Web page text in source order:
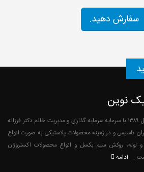
سفارش دهید.
نوین
شرکت پارسا پلاستیک نوین در سال ۱۳۸۹ با سرمایه سرمایه گذاری و مدیریت خانم دکتر فرزانه
تاسیس و در زمینه محصولات پلاستیکی به صورت انواع
و لوله، روکش سیم بکسل و انواع محصولات اکستروژن
ادامه